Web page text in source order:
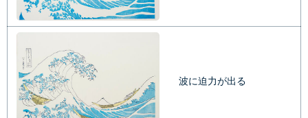
波に迫力が出る